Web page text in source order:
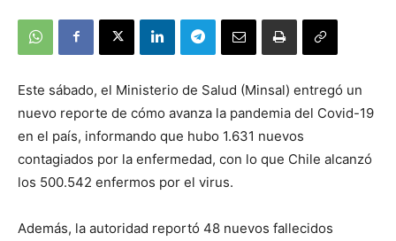
Este sábado, el Ministerio de Salud (Minsal) entregó un
nuevo reporte de cómo avanza la pandemia del Covid-19
en el país, informando que hubo 1.631 nuevos
contagiados por la enfermedad, con lo que Chile alcanzó
los 500.542 enfermos por el virus.
Además, la autoridad reportó 48 nuevos fallecidos